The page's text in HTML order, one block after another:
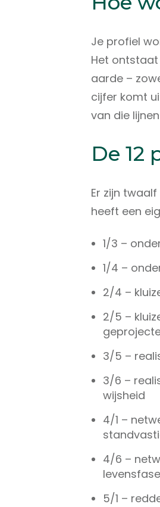
Je profiel
Het
aarde –
cijfer komt
van die
De 12
Er zijn
heeft een
1/3 –
1/4 –
2/4 –
2/5 –
3/5 –
3/6 –
wijsheid
4/1 –
4/6 –
5/1 –